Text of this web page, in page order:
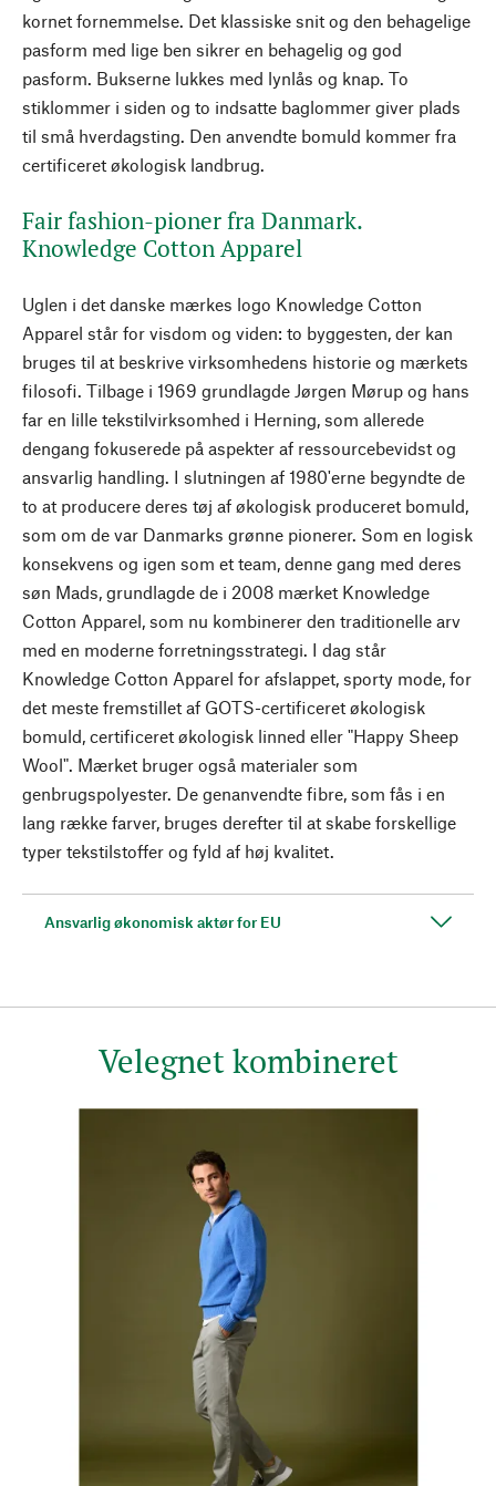
kornet fornemmelse. Det klassiske snit og den behagelige
pasform med lige ben sikrer en behagelig og god
pasform. Bukserne lukkes med lynlås og knap. To
stiklommer i siden og to indsatte baglommer giver plads
til små hverdagsting. Den anvendte bomuld kommer fra
certificeret økologisk landbrug.
Fair fashion-pioner fra Danmark.
Knowledge Cotton Apparel
Uglen i det danske mærkes logo Knowledge Cotton
Apparel står for visdom og viden: to byggesten, der kan
bruges til at beskrive virksomhedens historie og mærkets
filosofi. Tilbage i 1969 grundlagde Jørgen Mørup og hans
far en lille tekstilvirksomhed i Herning, som allerede
dengang fokuserede på aspekter af ressourcebevidst og
ansvarlig handling. I slutningen af 1980'erne begyndte de
to at producere deres tøj af økologisk produceret bomuld,
som om de var Danmarks grønne pionerer. Som en logisk
konsekvens og igen som et team, denne gang med deres
søn Mads, grundlagde de i 2008 mærket Knowledge
Cotton Apparel, som nu kombinerer den traditionelle arv
med en moderne forretningsstrategi. I dag står
Knowledge Cotton Apparel for afslappet, sporty mode, for
det meste fremstillet af GOTS-certificeret økologisk
bomuld, certificeret økologisk linned eller "Happy Sheep
Wool". Mærket bruger også materialer som
genbrugspolyester. De genanvendte fibre, som fås i en
lang række farver, bruges derefter til at skabe forskellige
typer tekstilstoffer og fyld af høj kvalitet.
Ansvarlig økonomisk aktør for EU
Velegnet kombineret